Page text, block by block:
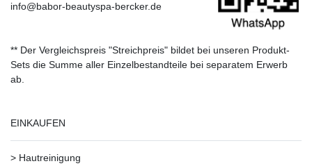
info@babor-beautyspa-bercker.de
** Der Vergleichspreis "Streichpreis" bildet bei unseren Produkt-
Sets die Summe aller Einzelbestandteile bei separatem Erwerb
ab.
EINKAUFEN
> Hautreinigung